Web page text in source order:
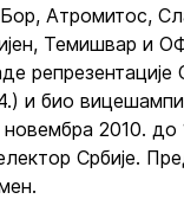
Атромитос,
Темишвар и
репрезентације
и био
2010. до
Србије.